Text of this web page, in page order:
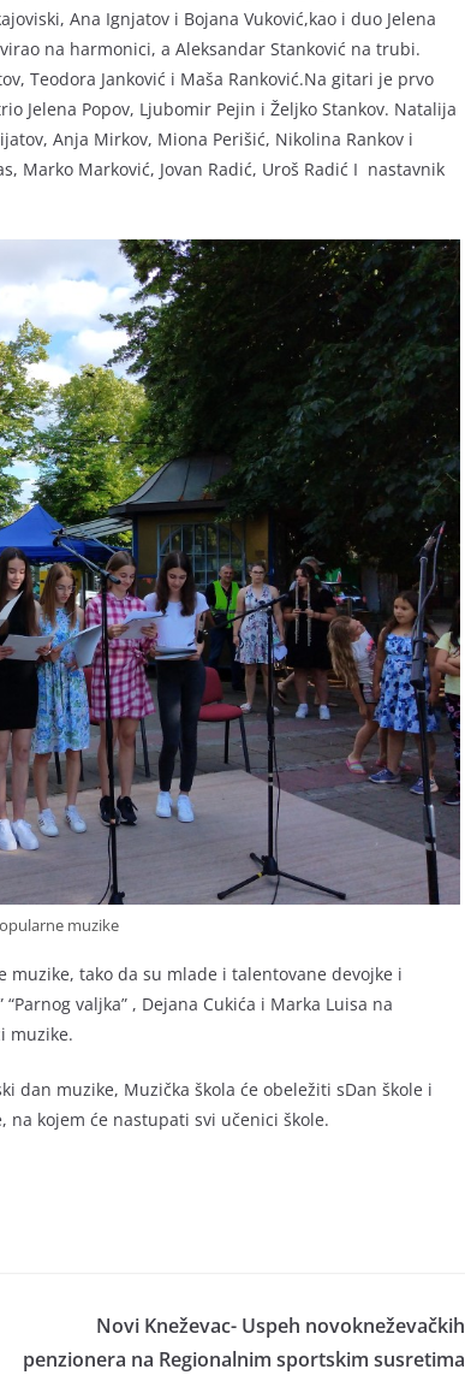
Ana Ignjatov i Bojana Vuković,kao i duo Jelena
na harmonici, a Aleksandar Stanković na trubi.
Teodora Janković i Maša Ranković.Na gitari je prvo
Jelena Popov, Ljubomir Pejin i Željko Stankov. Natalija
Anja Mirkov, Miona Perišić, Nikolina Rankov i
Marko Marković, Jovan Radić, Uroš Radić I nastavnik
muzike
tako da su mlade i talentovane devojke i
valjka” , Dejana Cukića i Marka Luisa na
muzike.
dan muzike, Muzička škola će obeležiti sDan škole i
kojem će nastupati svi učenici škole.
Novi Kneževac- Uspeh novokneževačkih
penzionera na Regionalnim sportskim susretima